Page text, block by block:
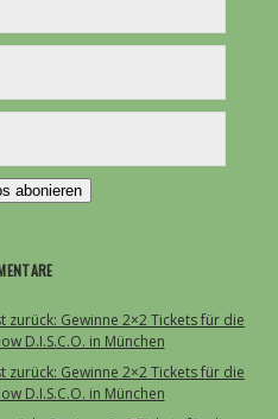
abonieren
zurück: Gewinne 2×2 Tickets für die
D.I.S.C.O. in München
zurück: Gewinne 2×2 Tickets für die
D.I.S.C.O. in München